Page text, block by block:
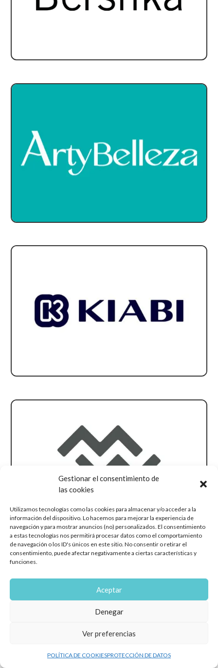
Gestionar el consentimiento de
las cookies
Utilizamos tecnologías como las cookies para almacenar y/o acceder a la
información del dispositivo. Lo hacemos para mejorar la experiencia de
navegación y para mostrar anuncios (no) personalizados. El consentimiento
a estas tecnologías nos permitirá procesar datos como el comportamiento
de navegación o los ID's únicos en este sitio. No consentir o retirar el
consentimiento, puede afectar negativamente a ciertas características y
funciones.
Aceptar
Denegar
Ver preferencias
POLÍTICA DE COOKIESPROTECCIÓN DE DATOS